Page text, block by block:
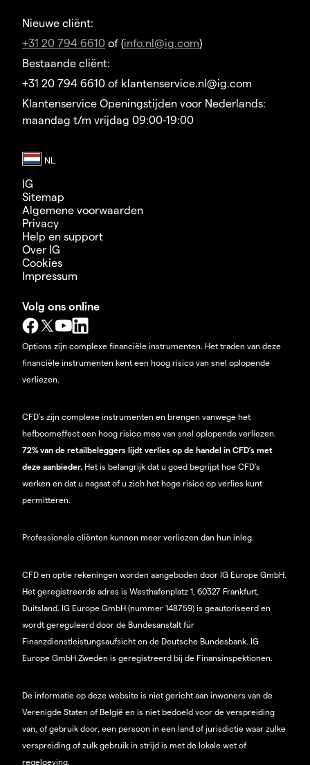
Nieuwe cliënt:
+31 20 794 6610 of (info.nl@ig.com)
Bestaande cliënt:
+31 20 794 6610 of klantenservice.nl@ig.com
Klantenservice Openingstijden voor Nederlands:
maandag t/m vrijdag 09:00-19:00
IG
Sitemap
Algemene voorwaarden
Privacy
Help en support
Over IG
Cookies
Impressum
Volg ons online
Options zijn complexe financiële instrumenten. Het traden van deze
financiële instrumenten kent een hoog risico van snel oplopende
verliezen.
CFD’s zijn complexe instrumenten en brengen vanwege het
hefboomeffect een hoog risico mee van snel oplopende verliezen.
72% van de retailbeleggers lijdt verlies op de handel in CFD’s met
deze aanbieder. Het is belangrijk dat u goed begrijpt hoe CFD's
werken en dat u nagaat of u zich het hoge risico op verlies kunt
permitteren.
Professionele cliënten kunnen meer verliezen dan hun inleg.
CFD en optie rekeningen worden aangeboden door IG Europe GmbH.
Het geregistreerde adres is Westhafenplatz 1, 60327 Frankfurt,
Duitsland. IG Europe GmbH (nummer 148759) is geautoriseerd en
wordt gereguleerd door de Bundesanstalt für
Finanzdienstleistungsaufsicht en de Deutsche Bundesbank. IG
Europe GmbH Zweden is geregistreerd bij de Finansinspektionen.
De informatie op deze website is niet gericht aan inwoners van de
Verenigde Staten of België en is niet bedoeld voor de verspreiding
van, of gebruik door, een persoon in een land of jurisdictie waar zulke
verspreiding of zulk gebruik in strijd is met de lokale wet of
regelgeving.